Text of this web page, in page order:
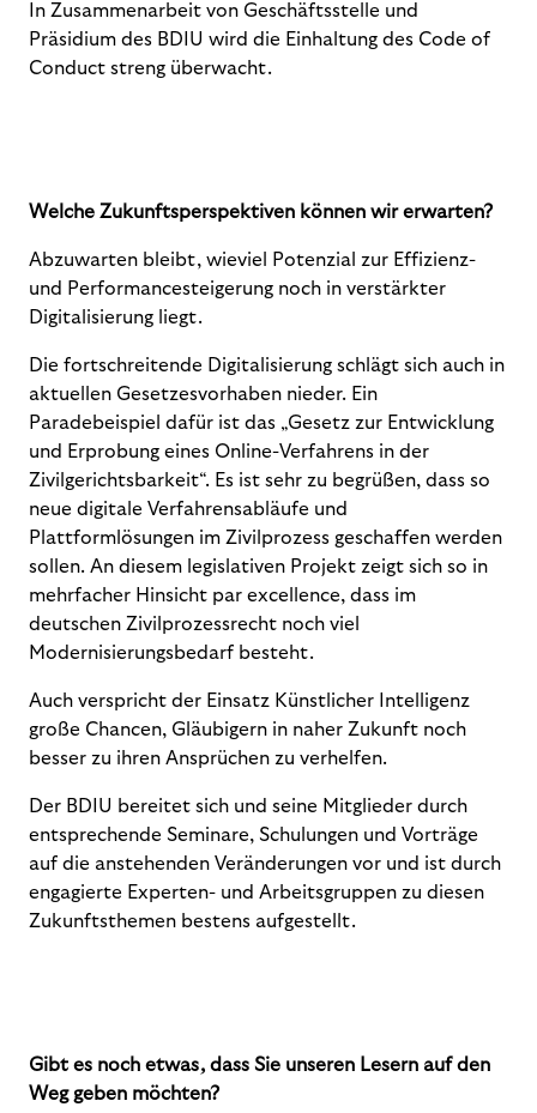
In Zusammenarbeit von Geschäftsstelle und
Präsidium des BDIU wird die Einhaltung des Code of
Conduct streng überwacht.
Welche Zukunftsperspektiven können wir erwarten?
Abzuwarten bleibt, wieviel Potenzial zur Effizienz-
und Performancesteigerung noch in verstärkter
Digitalisierung liegt.
Die fortschreitende Digitalisierung schlägt sich auch in
aktuellen Gesetzesvorhaben nieder. Ein
Paradebeispiel dafür ist das „Gesetz zur Entwicklung
und Erprobung eines Online-Verfahrens in der
Zivilgerichtsbarkeit“. Es ist sehr zu begrüßen, dass so
neue digitale Verfahrensabläufe und
Plattformlösungen im Zivilprozess geschaffen werden
sollen. An diesem legislativen Projekt zeigt sich so in
mehrfacher Hinsicht par excellence, dass im
deutschen Zivilprozessrecht noch viel
Modernisierungsbedarf besteht.
Auch verspricht der Einsatz Künstlicher Intelligenz
große Chancen, Gläubigern in naher Zukunft noch
besser zu ihren Ansprüchen zu verhelfen.
Der BDIU bereitet sich und seine Mitglieder durch
entsprechende Seminare, Schulungen und Vorträge
auf die anstehenden Veränderungen vor und ist durch
engagierte Experten- und Arbeitsgruppen zu diesen
Zukunftsthemen bestens aufgestellt.
Gibt es noch etwas, dass Sie unseren Lesern auf den
Weg geben möchten?